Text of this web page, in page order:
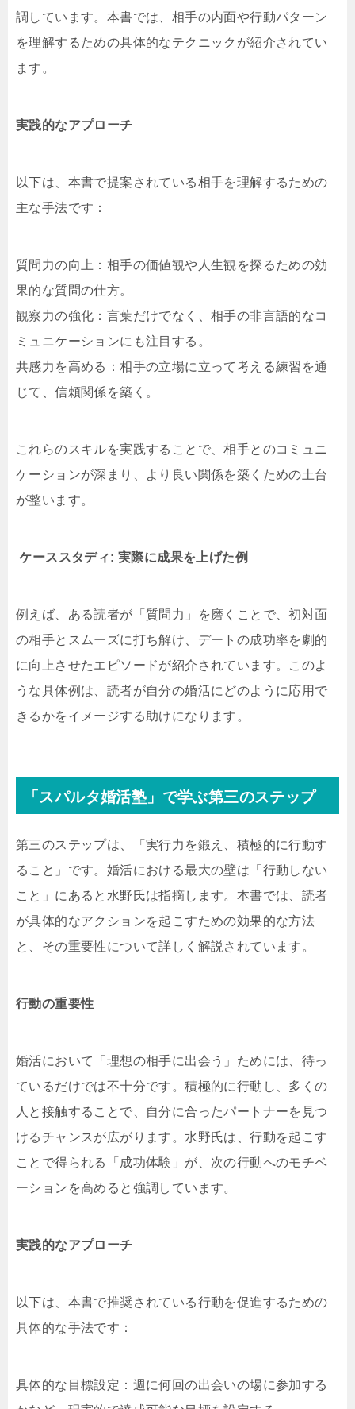
調しています。本書では、相手の内面や行動パターン
を理解するための具体的なテクニックが紹介されてい
ます。
実践的なアプローチ
以下は、本書で提案されている相手を理解するための
主な手法です：
質問力の向上：相手の価値観や人生観を探るための効
果的な質問の仕方。
観察力の強化：言葉だけでなく、相手の非言語的なコ
ミュニケーションにも注目する。
共感力を高める：相手の立場に立って考える練習を通
じて、信頼関係を築く。
これらのスキルを実践することで、相手とのコミュニ
ケーションが深まり、より良い関係を築くための土台
が整います。
ケーススタディ: 実際に成果を上げた例
例えば、ある読者が「質問力」を磨くことで、初対面
の相手とスムーズに打ち解け、デートの成功率を劇的
に向上させたエピソードが紹介されています。このよ
うな具体例は、読者が自分の婚活にどのように応用で
きるかをイメージする助けになります。
「スパルタ婚活塾」で学ぶ第三のステップ
第三のステップは、「実行力を鍛え、積極的に行動す
ること」です。婚活における最大の壁は「行動しない
こと」にあると水野氏は指摘します。本書では、読者
が具体的なアクションを起こすための効果的な方法
と、その重要性について詳しく解説されています。
行動の重要性
婚活において「理想の相手に出会う」ためには、待っ
ているだけでは不十分です。積極的に行動し、多くの
人と接触することで、自分に合ったパートナーを見つ
けるチャンスが広がります。水野氏は、行動を起こす
ことで得られる「成功体験」が、次の行動へのモチベ
ーションを高めると強調しています。
実践的なアプローチ
以下は、本書で推奨されている行動を促進するための
具体的な手法です：
具体的な目標設定：週に何回の出会いの場に参加する